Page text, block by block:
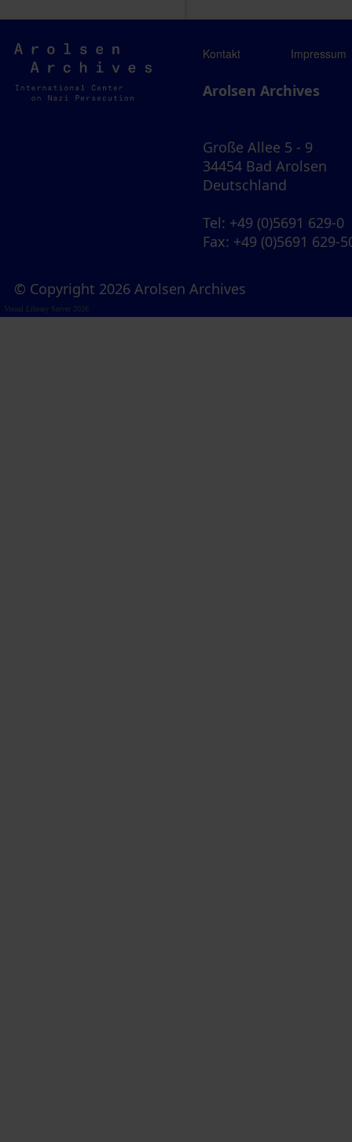
Arolsen
Archives
Kontakt Impressum
Arolsen Archives
Große Allee 5 - 9
34454 Bad Arolsen
Deutschland
Tel: +49 (0)5691 629-0
Fax: +49 (0)5691 629-
© Copyright 2026 Arolsen Archives
Visual Library Server 2026